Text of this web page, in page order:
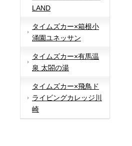
LAND
タイムズカー×箱根小
涌園ユネッサン
タイムズカー×有馬温
泉 太閤の湯
タイムズカー×飛鳥ド
ライビングカレッジ川
崎